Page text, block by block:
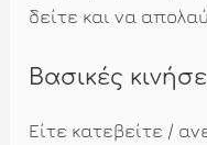
δείτε και να
Βασικές
Είτε κατεβείτε /